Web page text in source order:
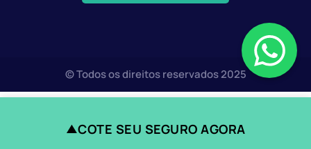
© Todos os direitos reservados 2025
▲COTE SEU SEGURO AGORA